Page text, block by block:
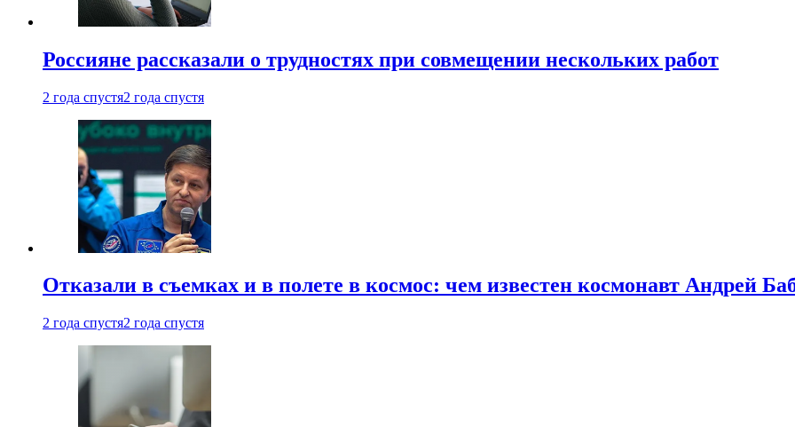
Россияне рассказали о трудностях при совмещении нескольких работ
2 года спустя2 года спустя
Отказали в съемках и в полете в космос: чем известен космонавт Андрей
2 года спустя2 года спустя